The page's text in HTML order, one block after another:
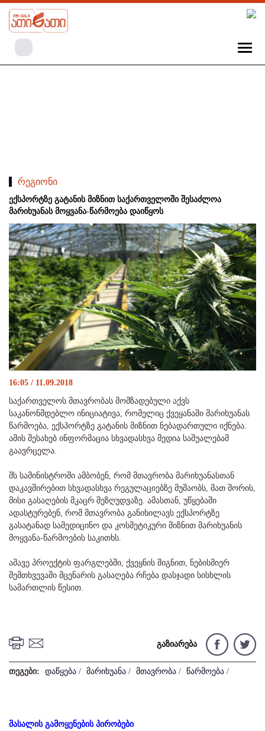
რეგიონი
ექსპორტზე გატანის მიზნით საქართველოში შესაძლოა
მარიხუანას მოყვანა-წარმოება დაიწყოს
16:05 / 11.09.2018
საქართველოს მთავრობას მომზადებული აქვს
საკანონმდებლო ინიციატივა, რომელიც ქვეყანაში მარიხუანას
წარმოება, ექსპორტზე გატანის მიზნით ნებადართული იქნება.
ამის შესახებ ინფორმაცია სხვადასხვა მედია საშუალებამ
გაავრცელა.
შს სამინისტროში ამბობენ, რომ მთავრობა მარიხუანასთან
დაკავშირებით სხვადასხვა რეგულაციებზე მუშაობს, მათ შორის,
მისი გასაღების მკაცრ შეზღუდვაზე. ამასთან, უწყებაში
ადასტურებენ, რომ მთავრობა განიხილავს ექსპორტზე
გასატანად სამედიცინო და კოსმეტიკური მიზნით მარიხუანის
მოყვანა-წარმოების საკითხს.
ამავე პროექტის ფარგლებში, ქვეყნის შიგნით, ნებისმიერ
შემთხვევაში მცენარის გასაღება რჩება დასჯადი სისხლის
სამართლის წესით.
გაზიარება
თეგები: დაწყება / მარიხუანა / მთავრობა / წარმოება /
მასალის გამოყენების პირობები